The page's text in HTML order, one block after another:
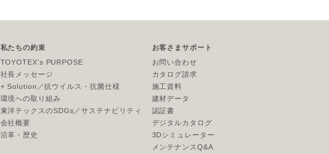
私たちの約束
TOYOTEX’s PURPOSE
社長メッセージ
+ Solution／抗ウイルス・抗菌仕様
環境への取り組み
東洋テックスのSDGs／サステナビリティ
会社概要
沿革・歴史
お客さまサポート
お問い合わせ
カタログ請求
施工資料
建材データ
認証書
デジタルカタログ
3Dシミュレーター
メンテナンスQ&A